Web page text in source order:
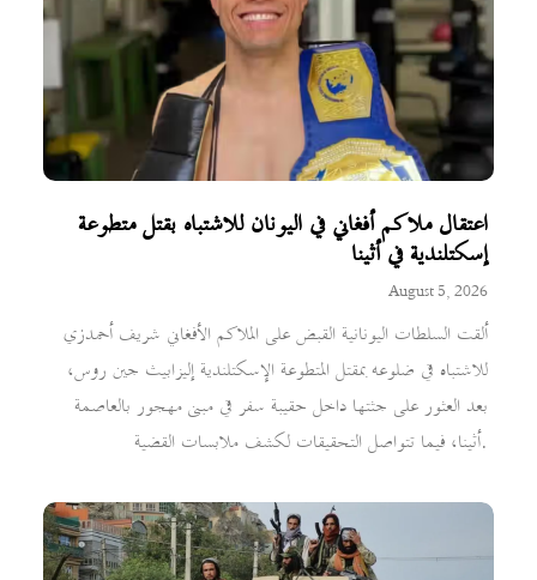
اعتقال ملاكم أفغاني في اليونان للاشتباه بقتل متطوعة
إسكتلندية في أثينا
August 5, 2026
ألقت السلطات اليونانية القبض على الملاكم الأفغاني شريف أحمدزي
للاشتباه في ضلوعه بمقتل المتطوعة الإسكتلندية إليزابيث جين روس،
بعد العثور على جثتها داخل حقيبة سفر في مبنى مهجور بالعاصمة
أثينا، فيما تتواصل التحقيقات لكشف ملابسات القضية.